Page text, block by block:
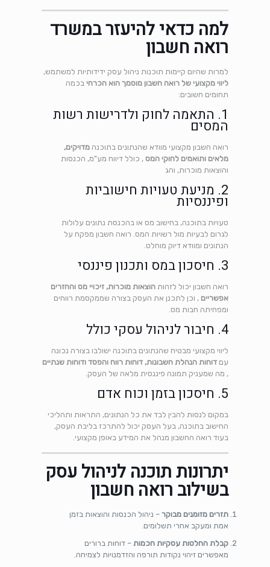
למה כדאי להיעזר במשרד
רואה חשבון
למרות שהיום קיימות תוכנות ניהול עסק ידידותיות למשתמש,
ליווי מקצועי של רואה חשבון מוסמך הוא הכרחי בכמה
תחומים חשובים:
1. התאמה לחוק ולדרישות רשות
המסים
רואה חשבון מקצועי מוודא שהנתונים בתוכנהמדויקים,
מלאים ותואמים לחוקי המס, כולל דיווח מע"מ, הכנסות
והוצאות מוכרות, והג
2. מניעת טעויות חישוביות
ופיננסיות
טעויות בתוכנה, בחישוב מס או בהכנסת נתונים עלולות
לגרום לבעיות מול רשויות המס. רואה חשבון מפקח על
הנתונים ומוודא דיוק מוחלט.
3. חיסכון במס ותכנון פיננסי
רואה חשבון יכול לזהותהוצאות מוכרות, זיכויי מס והחזרים
אפשריים, וכן לתכנן את העסק בצורה שממקסמת רווחים
ומפחיתה חבות מס.
4. חיבור לניהול עסקי כולל
ליווי מקצועי מבטיח שהנתונים בתוכנה ישולבו בצורה נכונה
עםדוחות הנהלת חשבונות, דוחות רווח והפסד ודוחות שנתיים
, מה שמעניק תמונה פיננסית מלאה של העסק.
5. חיסכון בזמן וכוח אדם
במקום לנסות להבין לבד את כל הנתונים, התראות ותהליכי
החישוב בתוכנה, בעל העסק יכול להתרכז בליבת העסק,
בעוד רואה החשבון מנהל את המידע באופן מקצועי.
יתרונות תוכנה לניהול עסק
בשילוב רואה חשבון
תזרים מזומנים מבוקר – ניהול הכנסות והוצאות בזמן
אמת ומעקב אחרי תשלומים.
קבלת החלטות עסקיות חכמות – דוחות ברורים
מאפשרים זיהוי נקודות תורפה והזדמנויות לצמיחה.